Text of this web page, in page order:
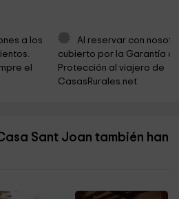
De María Nuestra
3,8 km
a los
el
Al reservar con
cubierto por la Garantía
Protección al viajero de
CasasRurales.net
Sant Joan también han